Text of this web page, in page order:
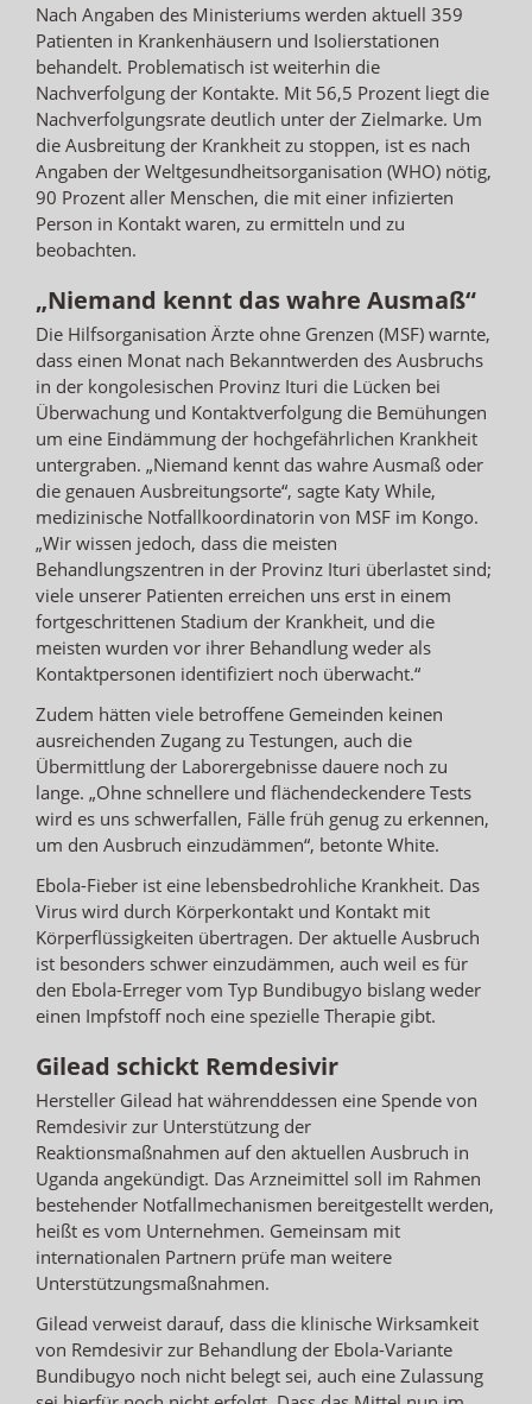
Nach Angaben des Ministeriums werden aktuell 359
Patienten in Krankenhäusern und Isolierstationen
behandelt. Problematisch ist weiterhin die
Nachverfolgung der Kontakte. Mit 56,5 Prozent liegt die
Nachverfolgungsrate deutlich unter der Zielmarke. Um
die Ausbreitung der Krankheit zu stoppen, ist es nach
Angaben der Weltgesundheitsorganisation (WHO) nötig,
90 Prozent aller Menschen, die mit einer infizierten
Person in Kontakt waren, zu ermitteln und zu
beobachten.
„Niemand kennt das wahre Ausmaß“
Die Hilfsorganisation Ärzte ohne Grenzen (MSF) warnte,
dass einen Monat nach Bekanntwerden des Ausbruchs
in der kongolesischen Provinz Ituri die Lücken bei
Überwachung und Kontaktverfolgung die Bemühungen
um eine Eindämmung der hochgefährlichen Krankheit
untergraben. „Niemand kennt das wahre Ausmaß oder
die genauen Ausbreitungsorte“, sagte Katy While,
medizinische Notfallkoordinatorin von MSF im Kongo.
„Wir wissen jedoch, dass die meisten
Behandlungszentren in der Provinz Ituri überlastet sind;
viele unserer Patienten erreichen uns erst in einem
fortgeschrittenen Stadium der Krankheit, und die
meisten wurden vor ihrer Behandlung weder als
Kontaktpersonen identifiziert noch überwacht.“
Zudem hätten viele betroffene Gemeinden keinen
ausreichenden Zugang zu Testungen, auch die
Übermittlung der Laborergebnisse dauere noch zu
lange. „Ohne schnellere und flächendeckendere Tests
wird es uns schwerfallen, Fälle früh genug zu erkennen,
um den Ausbruch einzudämmen“, betonte White.
Ebola-Fieber ist eine lebensbedrohliche Krankheit. Das
Virus wird durch Körperkontakt und Kontakt mit
Körperflüssigkeiten übertragen. Der aktuelle Ausbruch
ist besonders schwer einzudämmen, auch weil es für
den Ebola-Erreger vom Typ Bundibugyo bislang weder
einen Impfstoff noch eine spezielle Therapie gibt.
Gilead schickt Remdesivir
Hersteller Gilead hat währenddessen eine Spende von
Remdesivir zur Unterstützung der
Reaktionsmaßnahmen auf den aktuellen Ausbruch in
Uganda angekündigt. Das Arzneimittel soll im Rahmen
bestehender Notfallmechanismen bereitgestellt werden,
heißt es vom Unternehmen. Gemeinsam mit
internationalen Partnern prüfe man weitere
Unterstützungsmaßnahmen.
Gilead verweist darauf, dass die klinische Wirksamkeit
von Remdesivir zur Behandlung der Ebola-Variante
Bundibugyo noch nicht belegt sei, auch eine Zulassung